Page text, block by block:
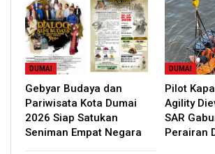
DUMAI
Gebyar Budaya dan
Pariwisata Kota Dumai
2026 Siap Satukan
Seniman Empat Negara
DUMAI
Pilot
Agility
SAR
Perairan